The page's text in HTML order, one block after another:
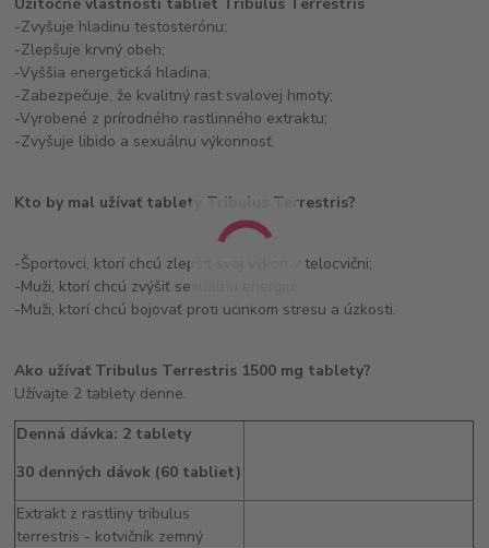
-Zvyšuje hladinu testosterónu;
-Zlepšuje krvný obeh;
-Vyššia energetická hladina;
-Zabezpečuje, že kvalitný rast svalovej hmoty;
-Vyrobené z prírodného rastlinného extraktu;
-Zvyšuje libido a sexuálnu výkonnosť.
Kto by mal užívať tablety Tribulus Terrestris?
-Športovci, ktorí chcú zlepšiť svoj výkon v telocvični;
-Muži, ktorí chcú zvýšiť sexuálnu energiu;
-Muži, ktorí chcú bojovať proti účinkom stresu a úzkosti.
Ako užívať Tribulus Terrestris 1500 mg tablety?
Užívajte 2 tablety denne.
Denná dávka: 2 tablety
30 denných dávok (60 tabliet)
Extrakt z rastliny tribulus
terrestris - kotvičník zemný